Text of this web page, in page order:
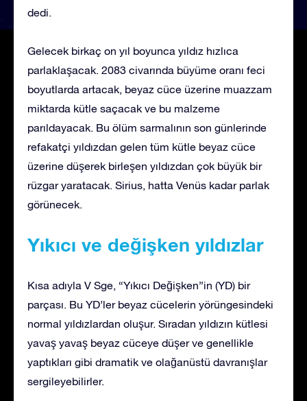
dedi.
Gelecek birkaç on yıl boyunca yıldız hızlıca
parlaklaşacak. 2083 civarında büyüme oranı feci
boyutlarda artacak, beyaz cüce üzerine muazzam
miktarda kütle saçacak ve bu malzeme
parıldayacak. Bu ölüm sarmalının son günlerinde
refakatçi yıldızdan gelen tüm kütle beyaz cüce
üzerine düşerek birleşen yıldızdan çok büyük bir
rüzgar yaratacak. Sirius, hatta Venüs kadar parlak
görünecek.
Yıkıcı ve değişken yıldızlar
Kısa adıyla V Sge, “Yıkıcı Değişken”in (YD) bir
parçası. Bu YD’ler beyaz cücelerin yörüngesindeki
normal yıldızlardan oluşur. Sıradan yıldızın kütlesi
yavaş yavaş beyaz cüceye düşer ve genellikle
yaptıkları gibi dramatik ve olağanüstü davranışlar
sergileyebilirler.